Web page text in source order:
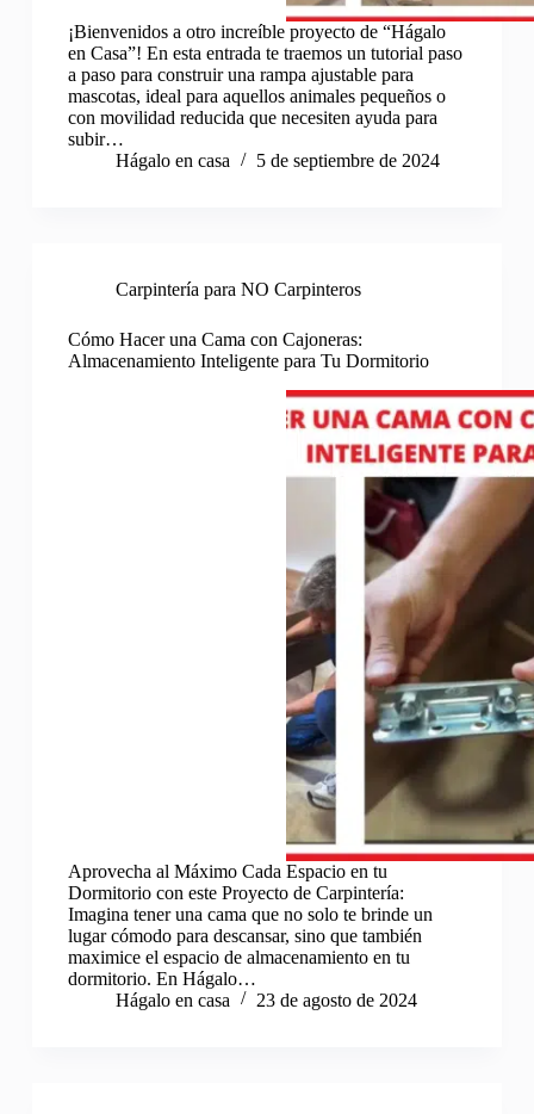
¡Bienvenidos a otro increíble proyecto de “Hágalo
en Casa”! En esta entrada te traemos un tutorial paso
a paso para construir una rampa ajustable para
mascotas, ideal para aquellos animales pequeños o
con movilidad reducida que necesiten ayuda para
subir…
Hágalo en casa
5 de septiembre de 2024
Carpintería para NO Carpinteros
Cómo Hacer una Cama con Cajoneras:
Almacenamiento Inteligente para Tu Dormitorio
Aprovecha al Máximo Cada Espacio en tu
Dormitorio con este Proyecto de Carpintería:
Imagina tener una cama que no solo te brinde un
lugar cómodo para descansar, sino que también
maximice el espacio de almacenamiento en tu
dormitorio. En Hágalo…
Hágalo en casa
23 de agosto de 2024